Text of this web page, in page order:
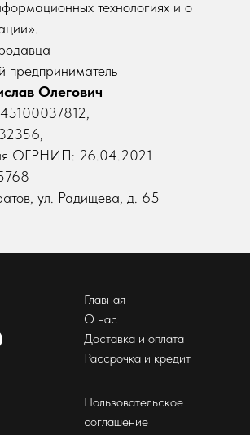
технологиях и о
предприниматель
Олегович
ОГРНИП: 26.04.2021
ул. Радищева, д. 65
Главная
О нас
Доставка и оплата
Рассрочка и кредит
Пользовательское
соглашение